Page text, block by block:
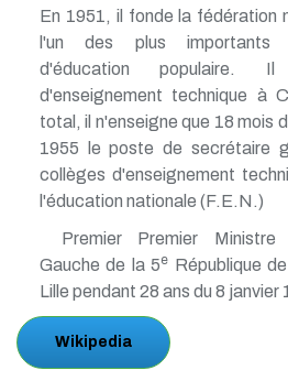
En 1951, il fonde la fédération
l'un des plus importants
d'éducation populaire.
d'enseignement technique à
total, il n'enseigne que 18 mois
1955 le poste de secrétaire
collèges d'enseignement
l'éducation nationale (F.E.N.)
Premier Premier
Gauche de la 5e République
Lille pendant 28 ans du 8
Wikipedia